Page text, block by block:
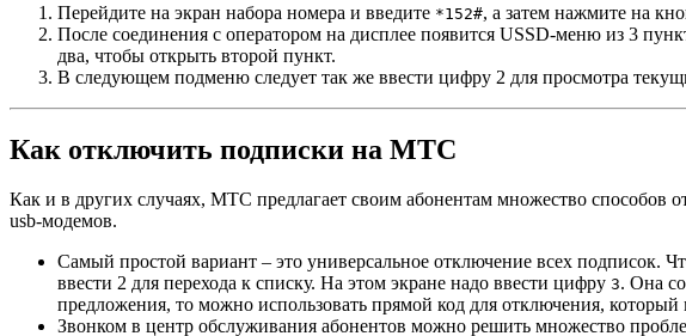
Перейдите на экран набора номера и введите *152#, а затем нажмите на
После соединения с оператором на дисплее появится USSD-меню из 3
два, чтобы открыть второй пункт.
В следующем подменю следует так же ввести цифру 2 для просмотра
Как отключить подписки на МТС
Как и в других случаях, МТС предлагает своим абонентам множество способов
usb-модемов.
Самый простой вариант – это универсальное отключение всех подписок.
ввести 2 для перехода к списку. На этом экране надо ввести цифру 3. Она
предложения, то можно использовать прямой код для отключения, который
Звонком в центр обслуживания абонентов можно решить множество